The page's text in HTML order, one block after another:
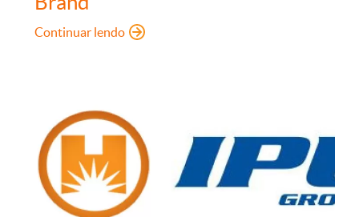
Continuar lendo: HOTSTART Launches New Brand